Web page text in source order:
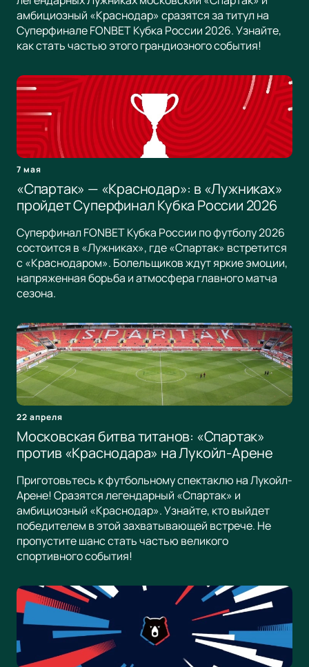
амбициозный «Краснодар» сразятся за титул на
Суперфинале FONBET Кубка России 2026. Узнайте,
как стать частью этого грандиозного события!
7 мая
«Спартак» — «Краснодар»: в «Лужниках»
пройдет Суперфинал Кубка России 2026
Суперфинал FONBET Кубка России по футболу 2026
состоится в «Лужниках», где «Спартак» встретится
с «Краснодаром». Болельщиков ждут яркие эмоции,
напряженная борьба и атмосфера главного матча
сезона.
22 апреля
Московская битва титанов: «Спартак»
против «Краснодара» на Лукойл-Арене
Приготовьтесь к футбольному спектаклю на Лукойл-
Арене! Сразятся легендарный «Спартак» и
амбициозный «Краснодар». Узнайте, кто выйдет
победителем в этой захватывающей встрече. Не
пропустите шанс стать частью великого
спортивного события!